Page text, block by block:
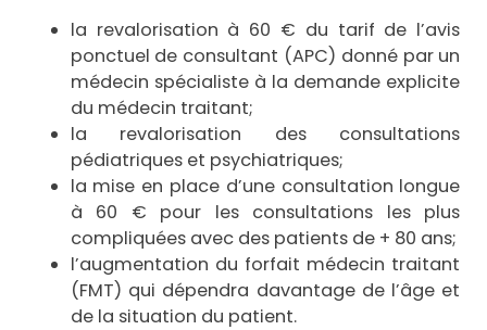
la revalorisation à 60 € du tarif de l’avis
ponctuel de consultant (APC) donné par un
médecin spécialiste à la demande explicite
du médecin traitant;
la revalorisation des consultations
pédiatriques et psychiatriques;
la mise en place d’une consultation longue
à 60 € pour les consultations les plus
compliquées avec des patients de + 80 ans;
l’augmentation du forfait médecin traitant
(FMT) qui dépendra davantage de l’âge et
de la situation du patient.